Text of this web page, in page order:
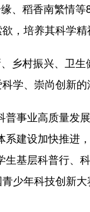
、稻香南繁情
，培养其科学精
村振兴、卫生
学、崇尚创新的
事业高质量发
建设加快推进
基层科普行、
少年科技创新大